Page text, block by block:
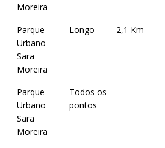
Moreira
Parque
Urbano
Sara
Moreira
Longo 2,1 Km
Parque
Urbano
Sara
Moreira
Todos os
pontos
–